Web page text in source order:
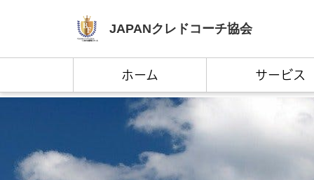
JAPANクレドコーチ協会
ホーム サービス